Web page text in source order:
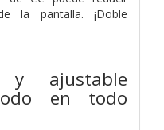
la pantalla. ¡Doble
y ajustable
en todo